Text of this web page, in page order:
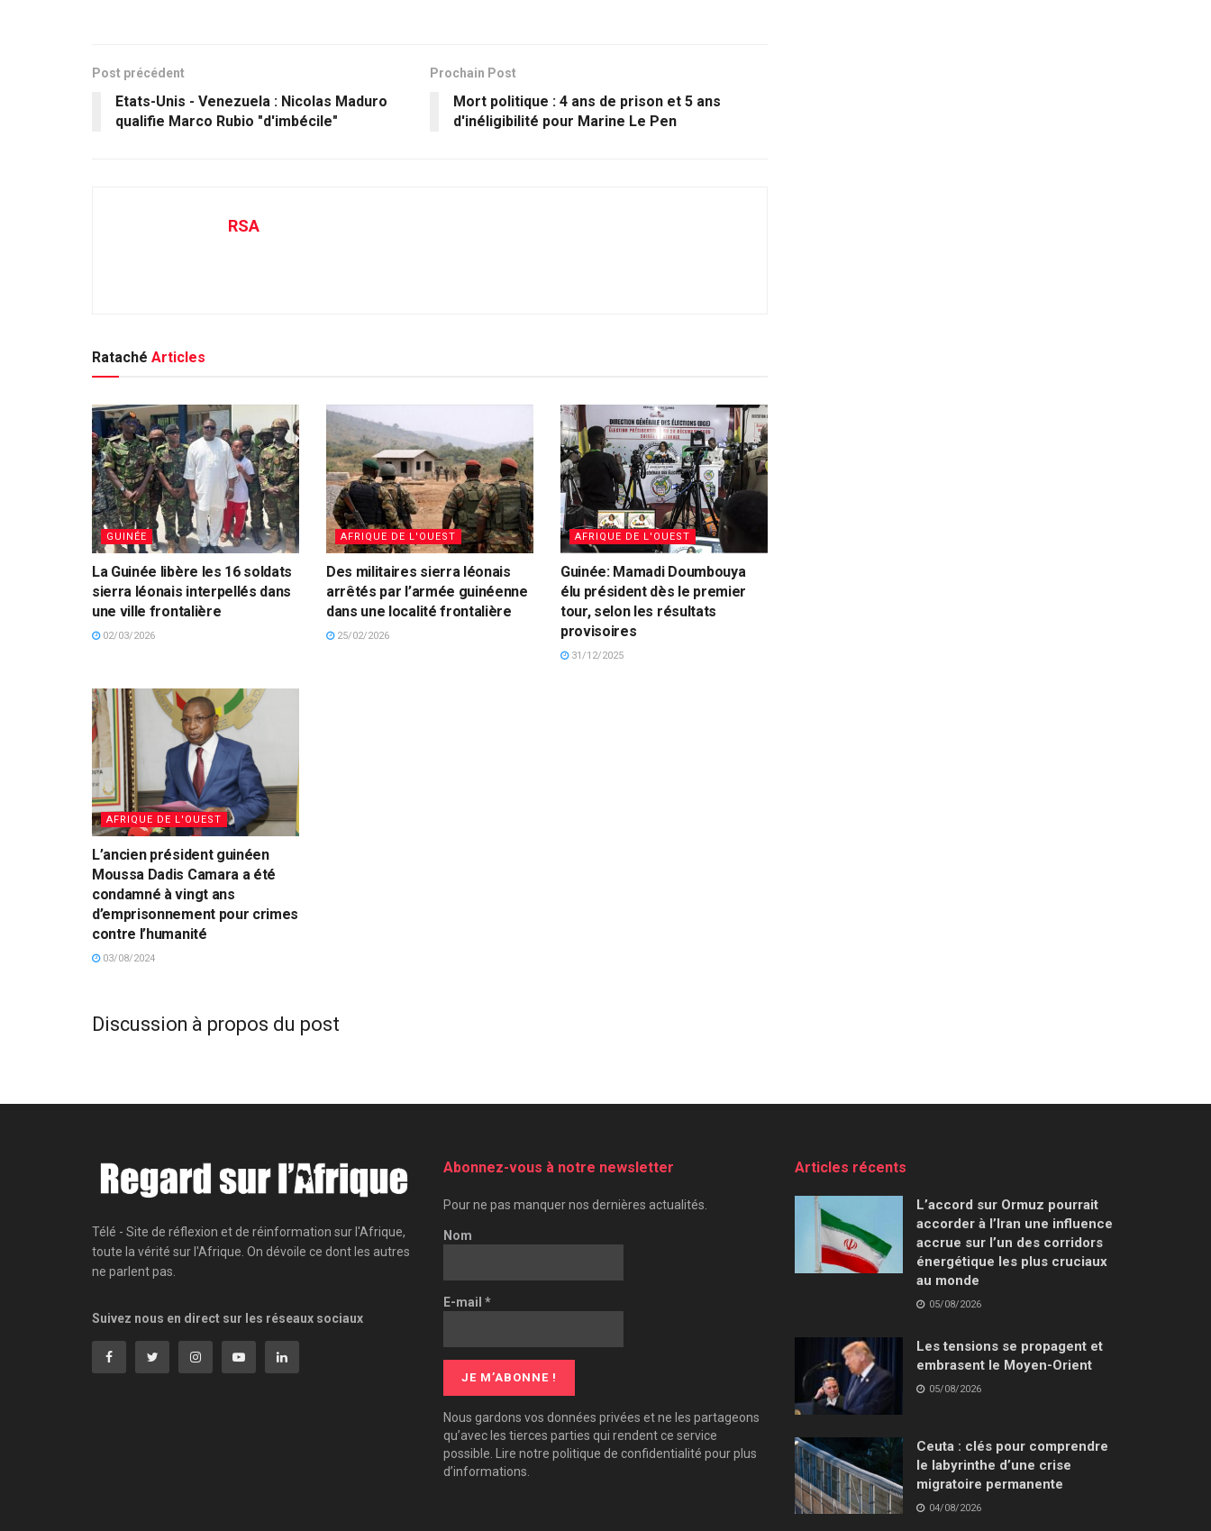
Post précédent
Etats-Unis - Venezuela : Nicolas Maduro
qualifie Marco Rubio "d'imbécile"
Prochain Post
Mort politique : 4 ans de prison et 5 ans
d'inéligibilité pour Marine Le Pen
RSA
Rataché Articles
GUINÉE
La Guinée libère les 16 soldats
sierra léonais interpellés dans
une ville frontalière
02/03/2026
AFRIQUE DE L'OUEST
Des militaires sierra léonais
arrêtés par l’armée guinéenne
dans une localité frontalière
25/02/2026
AFRIQUE DE L'OUEST
Guinée: Mamadi Doumbouya
élu président dès le premier
tour, selon les résultats
provisoires
31/12/2025
AFRIQUE DE L'OUEST
L’ancien président guinéen
Moussa Dadis Camara a été
condamné à vingt ans
d’emprisonnement pour crimes
contre l’humanité
03/08/2024
Discussion à propos du post
Télé - Site de réflexion et de réinformation sur l'Afrique,
toute la vérité sur l'Afrique. On dévoile ce dont les autres
ne parlent pas.
Suivez nous en direct sur les réseaux sociaux
Abonnez-vous à notre newsletter
Pour ne pas manquer nos dernières actualités.
Nom
E-mail *
Nous gardons vos données privées et ne les partageons
qu’avec les tierces parties qui rendent ce service
possible. Lire notre politique de confidentialité pour plus
d’informations.
Articles récents
L’accord sur Ormuz pourrait
accorder à l’Iran une influence
accrue sur l’un des corridors
énergétique les plus cruciaux
au monde
05/08/2026
Les tensions se propagent et
embrasent le Moyen-Orient
05/08/2026
Ceuta : clés pour comprendre
le labyrinthe d’une crise
migratoire permanente
04/08/2026